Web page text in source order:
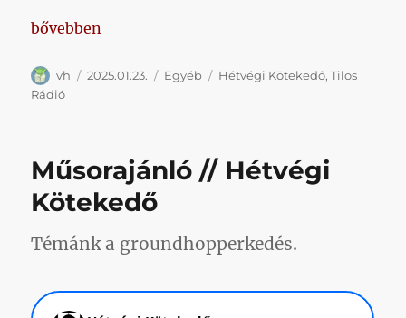
„[műsorajánló] Hétvégi Kötekedő”
bővebben
Szerző
vh Közzétéve
2025.01.23. Kategória
Egyéb Címke
Hétvégi Kötekedő,Tilos
Rádió
Műsorajánló // Hétvégi
Kötekedő
Témánk a groundhopperkedés.